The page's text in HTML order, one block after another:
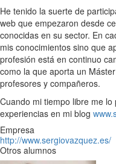
He tenido la suerte de
web que empezaron desde
conocidas en su sector. En
mis conocimientos sino que
profesión está en continuo
como la que aporta un
profesores y compañeros.
Cuando mi tiempo libre me
experiencias en mi blog
Empresa
http://www.sergiovazquez.es/
Otros alumnos